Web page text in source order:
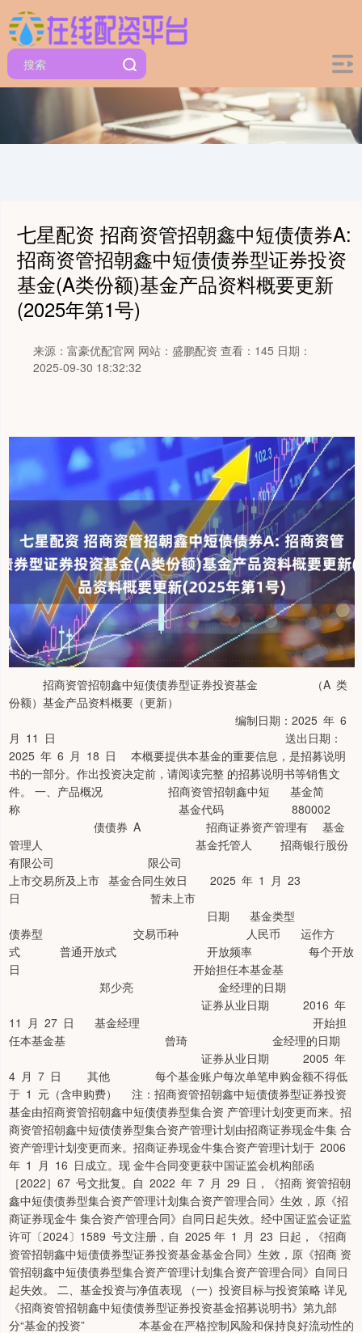
七星配资 招商资管招朝鑫中短债债券A:
招商资管招朝鑫中短债债券型证券投资
基金(A类份额)基金产品资料概要更新
(2025年第1号)
来源：富豪优配官网 网站：盛鹏配资 查看：145 日期：
2025-09-30 18:32:32
招商资管招朝鑫中短债债券型证券投资基金 （A 类
份额）基金产品资料概要（更新）
编制日期：2025 年 6
月 11 日 送出日期：
2025 年 6 月 18 日 本概要提供本基金的重要信息，是招募说明
书的一部分。作出投资决定前，请阅读完整 的招募说明书等销售文
件。 一、产品概况 招商资管招朝鑫中短 基金简
称 基金代码 880002
债债券 A 招商证券资产管理有 基金
管理人 基金托管人 招商银行股份
有限公司 限公司
上市交易所及上市 基金合同生效日 2025 年 1 月 23
日 暂未上市
日期 基金类型
债券型 交易币种 人民币 运作方
式 普通开放式 开放频率 每个开放
日 开始担任本基金基
郑少亮 金经理的日期
证券从业日期 2016 年
11 月 27 日 基金经理 开始担
任本基金基 曾琦 金经理的日期
证券从业日期 2005 年
4 月 7 日 其他 每个基金账户每次单笔申购金额不得低
于 1 元（含申购费） 注：招商资管招朝鑫中短债债券型证券投资
基金由招商资管招朝鑫中短债债券型集合资 产管理计划变更而来。招
商资管招朝鑫中短债债券型集合资产管理计划由招商证券现金牛集 合
资产管理计划变更而来。招商证券现金牛集合资产管理计划于 2006
年 1 月 16 日成立。现 金牛合同变更获中国证监会机构部函
［2022］67 号文批复。自 2022 年 7 月 29 日，《招商 资管招朝
鑫中短债债券型集合资产管理计划集合资产管理合同》生效，原《招
商证券现金牛 集合资产管理合同》自同日起失效。经中国证监会证监
许可〔2024〕1589 号文注册，自 2025 年 1 月 23 日起，《招商
资管招朝鑫中短债债券型证券投资基金基金合同》生效，原《招商 资
管招朝鑫中短债债券型集合资产管理计划集合资产管理合同》自同日
起失效。 二、基金投资与净值表现 （一）投资目标与投资策略 详见
《招商资管招朝鑫中短债债券型证券投资基金招募说明书》第九部
分“基金的投资” 本基金在严格控制风险和保持良好流动性的